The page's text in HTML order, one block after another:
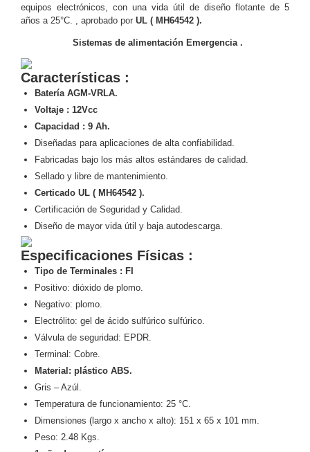
(Anticorrosión) AntiexplosiónBalaCodificadores
y
Decodificadores
VideoCuboDomo
/ Eyeball /
Turret Fisheye
y
HemisféricasLente
MotorizadoNVRs
Network
Video
RecordersProfesionales
-
/ 4G /
Inalámbricas
Cámaras
y DVRs
HD
TurboHD
HD-TVI
Ambientes
SalinosAntiexplosión
/ Eyeball /
TurretEspeciales Lente
MotorizadoOcultas
equipos electrónicos, con una vida útil de diseño flotante de 5
años a 25°C. , aprobado por UL ( MH64542 ).
Sistemas de alimentación Emergencia .
Características :
Batería AGM-VRLA.
Voltaje : 12Vcc
Capacidad : 9 Ah.
Diseñadas para aplicaciones de alta confiabilidad.
Fabricadas bajo los más altos estándares de calidad.
Sellado y libre de mantenimiento.
Certicado UL ( MH64542 ).
Certificación de Seguridad y Calidad.
Diseño de mayor vida útil y baja autodescarga.
Especificaciones Físicas :
Tipo de Terminales : FI
Positivo: dióxido de plomo.
Negativo: plomo.
Electrólito: gel de ácido sulfúrico sulfúrico.
Válvula de seguridad: EPDR.
Terminal: Cobre.
Material: plástico ABS.
Gris – Azúl.
Temperatura de funcionamiento: 25 °C.
Dimensiones (largo x ancho x alto): 151 x 65 x 101 mm.
Peso: 2.48 Kgs.